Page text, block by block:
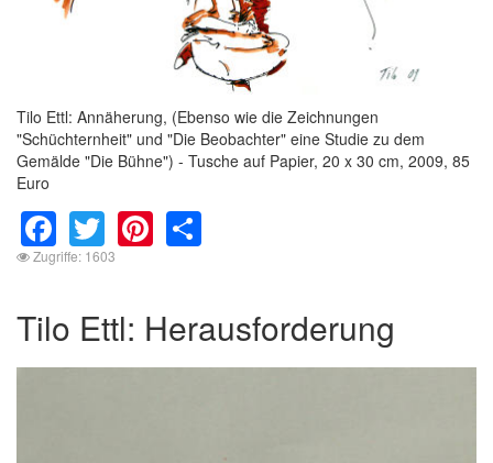
Tilo Ettl: Annäherung, (Ebenso wie die Zeichnungen
"Schüchternheit" und "Die Beobachter" eine Studie zu dem
Gemälde "Die Bühne") - Tusche auf Papier, 20 x 30 cm, 2009, 85
Euro
Facebook
TwitterPinterest
Zugriffe: 1603
Tilo Ettl: Herausforderung